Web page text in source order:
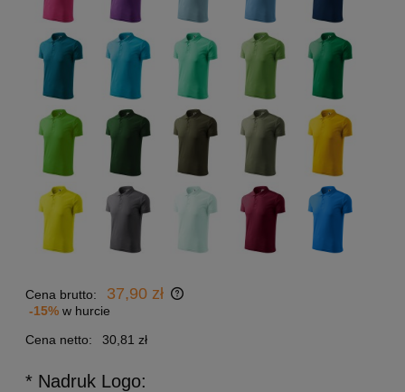
Cena brutto: 37,90 zł
-15% w hurcie
Cena netto:
30,81 zł
* Nadruk Logo: